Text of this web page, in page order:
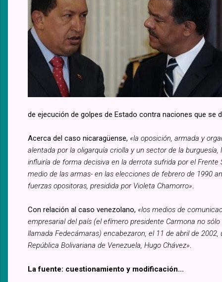
de ejecución de golpes de Estado contra naciones que se
Acerca del caso nicaragüense, «la oposición, armada y
alentada por la oligarquía criolla y un sector de la
influiría de forma decisiva en la derrota sufrida por el
medio de las armas- en las elecciones de febrero de 1990
fuerzas opositoras, presidida por Violeta Chamorro»
Con relación al caso venezolano, «los medios de
empresarial del país (el efímero presidente Carmona no
llamada Fedecámaras) encabezaron, el 11 de abril de
República Bolivariana de Venezuela, Hugo Chávez»
La fuente: cuestionamiento y modificación...